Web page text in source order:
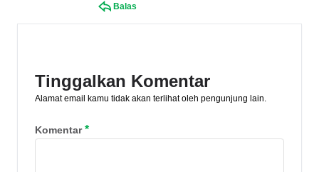
Balas
Tinggalkan Komentar
Alamat email kamu tidak akan terlihat oleh pengunjung lain.
Komentar*